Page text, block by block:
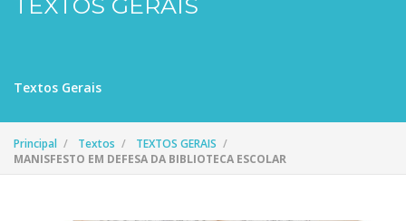
TEXTOS GERAIS
Textos Gerais
Principal Textos
TEXTOS GERAIS
MANISFESTO EM DEFESA DA BIBLIOTECA ESCOLAR